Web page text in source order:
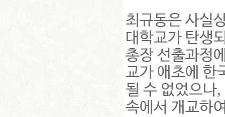
최규동은 사실
대학교가 탄생
총장 선출과정
교가 애초에 한
될 수 없었으나,
속에서 개교하